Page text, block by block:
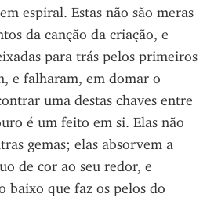
espiral. Estas não são meras
da canção da criação, e
para trás pelos primeiros
e falharam, em domar o
uma destas chaves entre
é um feito em si. Elas não
gemas; elas absorvem a
de cor ao seu redor, e
baixo que faz os pelos do